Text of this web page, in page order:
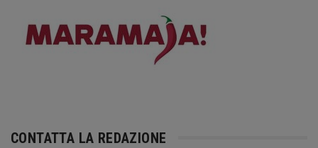
CONTATTA LA REDAZIONE